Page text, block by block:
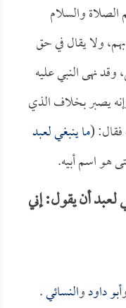
والسلام
ولا يقال في حق
نهى النبي عليه
يصبر بخلاف الذي
(ما ينبغي لعبد
هو اسم أبيه.
أن يقول: إني
أبو داودوالنسائي.